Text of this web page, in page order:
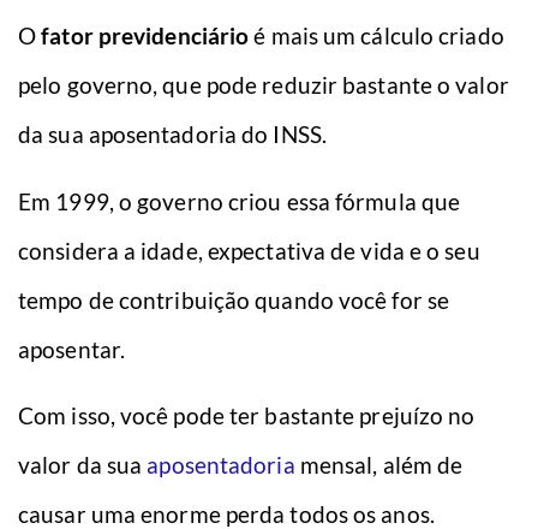
Ofator previdenciárioé mais um cálculo criado
pelo governo, que pode reduzir bastante o valor
da sua aposentadoria do INSS.
Em 1999, o governo criou essa fórmula que
considera a idade, expectativa de vida e o seu
tempo de contribuição quando você for se
aposentar.
Com isso, você pode ter bastante prejuízo no
valor da sua aposentadoria mensal, além de
causar uma enorme perda todos os anos.